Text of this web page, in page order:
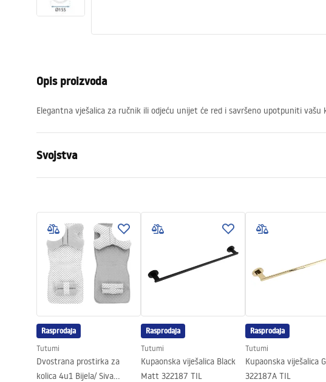
Opis proizvoda
Elegantna vješalica za ručnik ili odjeću unijet će red i savršeno upotpuniti vašu
Svojstva
Način montaže
Na šrafove
Širina
155
Visina
mm
Dubina
Serija
Jamstvo
24 mjeseca
Rasprodaja
Tutumi
Dvostrana prostirka za
kolica 4u1 Bijela/ Siva
Rasprodaja
Tutumi
Kupaonska viješalica Black
Matt 322187 TIL
Rasprodaja
Tutumi
Kupaonska viješalica
322187A TIL